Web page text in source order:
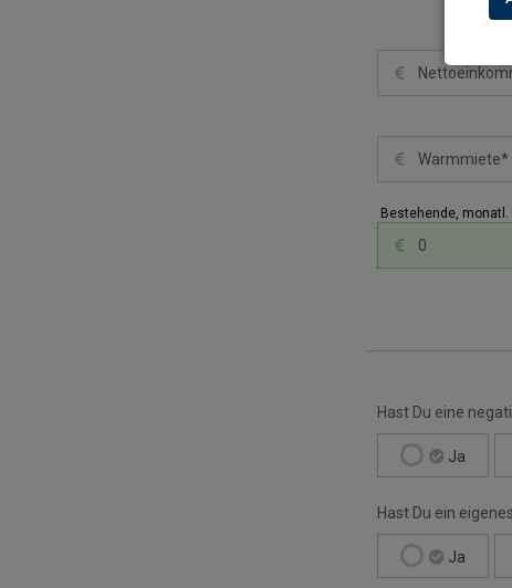
Bestehende, monatl.
Hast Du eine
Ja
Hast Du ein
Ja